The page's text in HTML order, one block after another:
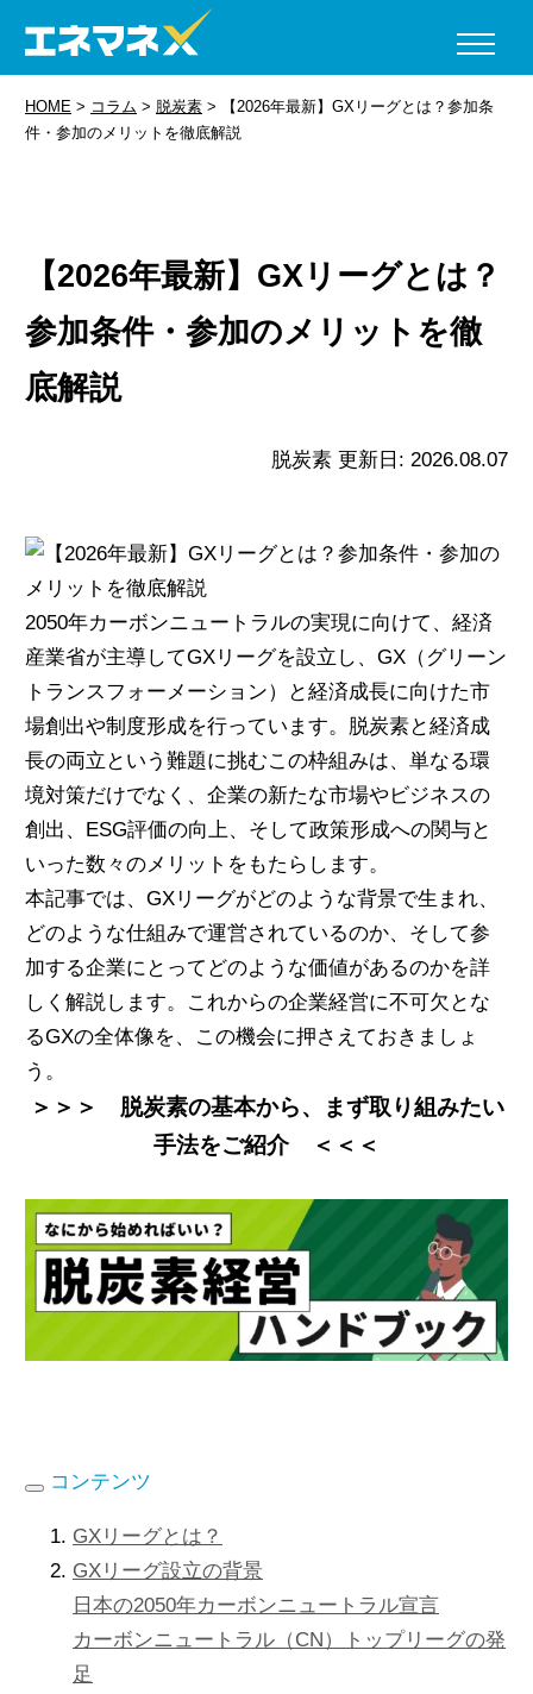
HOME > コラム > 脱炭素 >
【2026年最新】GXリーグとは？参加条
件・参加のメリットを徹底解説
【2026年最新】GXリーグとは？
参加条件・参加のメリットを徹
底解説
脱炭素 更新日: 2026.08.07
2050年カーボンニュートラルの実現に向けて、経済
産業省が主導してGXリーグを設立し、GX（グリーン
トランスフォーメーション）と経済成長に向けた市
場創出や制度形成を行っています。脱炭素と経済成
長の両立という難題に挑むこの枠組みは、単なる環
境対策だけでなく、企業の新たな市場やビジネスの
創出、ESG評価の向上、そして政策形成への関与と
いった数々のメリットをもたらします。
本記事では、GXリーグがどのような背景で生まれ、
どのような仕組みで運営されているのか、そして参
加する企業にとってどのような価値があるのかを詳
しく解説します。これからの企業経営に不可欠とな
るGXの全体像を、この機会に押さえておきましょ
う。
＞＞＞ 脱炭素の基本から、まず取り組みたい
手法をご紹介 ＜＜＜
コンテンツ
GXリーグとは？
GXリーグ設立の背景
日本の2050年カーボンニュートラル宣言
カーボンニュートラル（CN）トップリーグの発
足